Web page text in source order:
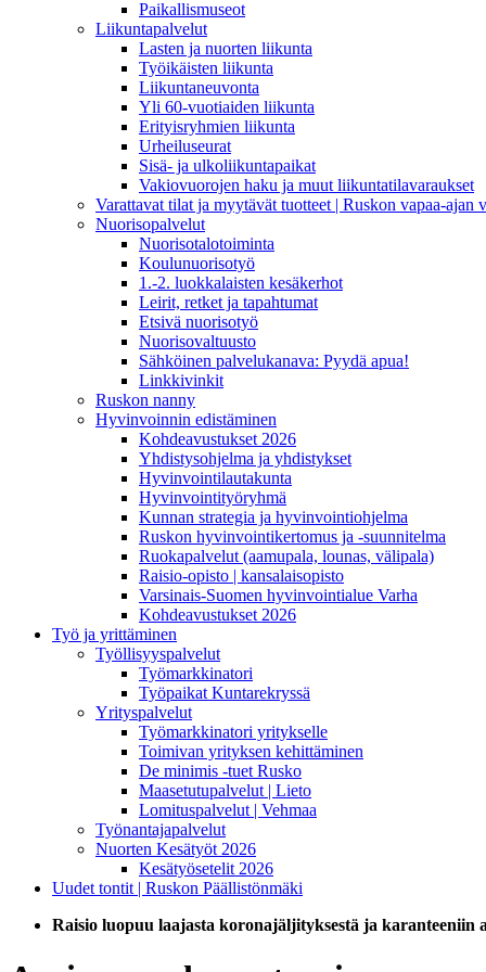
Paikallismuseot
Liikuntapalvelut
Lasten ja nuorten liikunta
Työikäisten liikunta
Liikuntaneuvonta
Yli 60-vuotiaiden liikunta
Erityisryhmien liikunta
Urheiluseurat
Sisä- ja ulkoliikuntapaikat
Vakiovuorojen haku ja muut liikuntatilavaraukset
Varattavat tilat ja myytävät tuotteet | Ruskon vapaa-ajan
Nuorisopalvelut
Nuorisotalotoiminta
Koulunuorisotyö
1.-2. luokkalaisten kesäkerhot
Leirit, retket ja tapahtumat
Etsivä nuorisotyö
Nuorisovaltuusto
Sähköinen palvelukanava: Pyydä apua!
Linkkivinkit
Ruskon nanny
Hyvinvoinnin edistäminen
Kohdeavustukset 2026
Yhdistysohjelma ja yhdistykset
Hyvinvointilautakunta
Hyvinvointityöryhmä
Kunnan strategia ja hyvinvointiohjelma
Ruskon hyvinvointikertomus ja -suunnitelma
Ruokapalvelut (aamupala, lounas, välipala)
Raisio-opisto | kansalaisopisto
Varsinais-Suomen hyvinvointialue Varha
Kohdeavustukset 2026
Työ ja yrittäminen
Työllisyyspalvelut
Työmarkkinatori
Työpaikat Kuntarekryssä
Yrityspalvelut
Työmarkkinatori yritykselle
Toimivan yrityksen kehittäminen
De minimis -tuet Rusko
Maasetutupalvelut | Lieto
Lomituspalvelut | Vehmaa
Työnantajapalvelut
Nuorten Kesätyöt 2026
Kesätyösetelit 2026
Uudet tontit | Ruskon Päällistönmäki
Raisio luopuu laajasta koronajäljityksestä ja karanteeniin